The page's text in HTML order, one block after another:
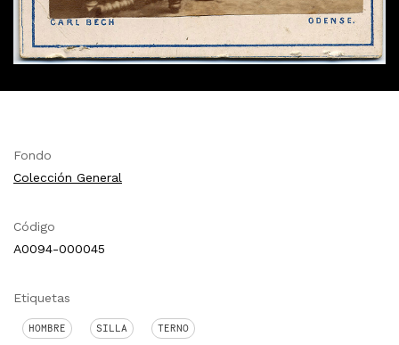
Fondo
Colección General
Código
A0094-000045
Etiquetas
HOMBRE SILLA TERNO